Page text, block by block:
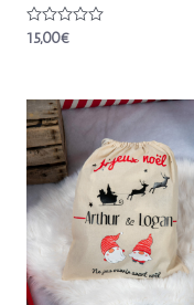
Note
15,00€
Plage
prix :
20,00€
à
25,00€